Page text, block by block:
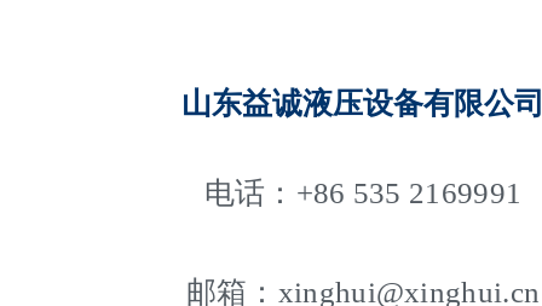
山东益诚液压设备有限公
电话：+86 535 2169991
邮箱：xinghui@xinghui.cn